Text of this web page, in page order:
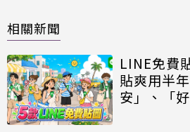
相關新聞
LINE免費
貼爽用半
安」、「